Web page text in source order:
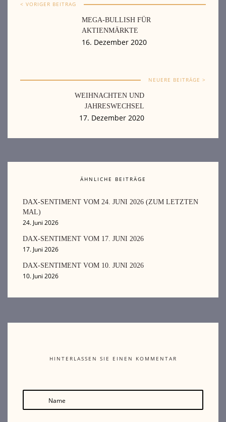
< VORIGER BEITRAG
MEGA-BULLISH FÜR
AKTIENMÄRKTE
16. Dezember 2020
NEUERE BEITRÄGE >
WEIHNACHTEN UND
JAHRESWECHSEL
17. Dezember 2020
ÄHNLICHE BEITRÄGE
DAX-SENTIMENT VOM 24. JUNI 2026 (ZUM LETZTEN
MAL)
24. Juni 2026
DAX-SENTIMENT VOM 17. JUNI 2026
17. Juni 2026
DAX-SENTIMENT VOM 10. JUNI 2026
10. Juni 2026
HINTERLASSEN SIE EINEN KOMMENTAR
Name